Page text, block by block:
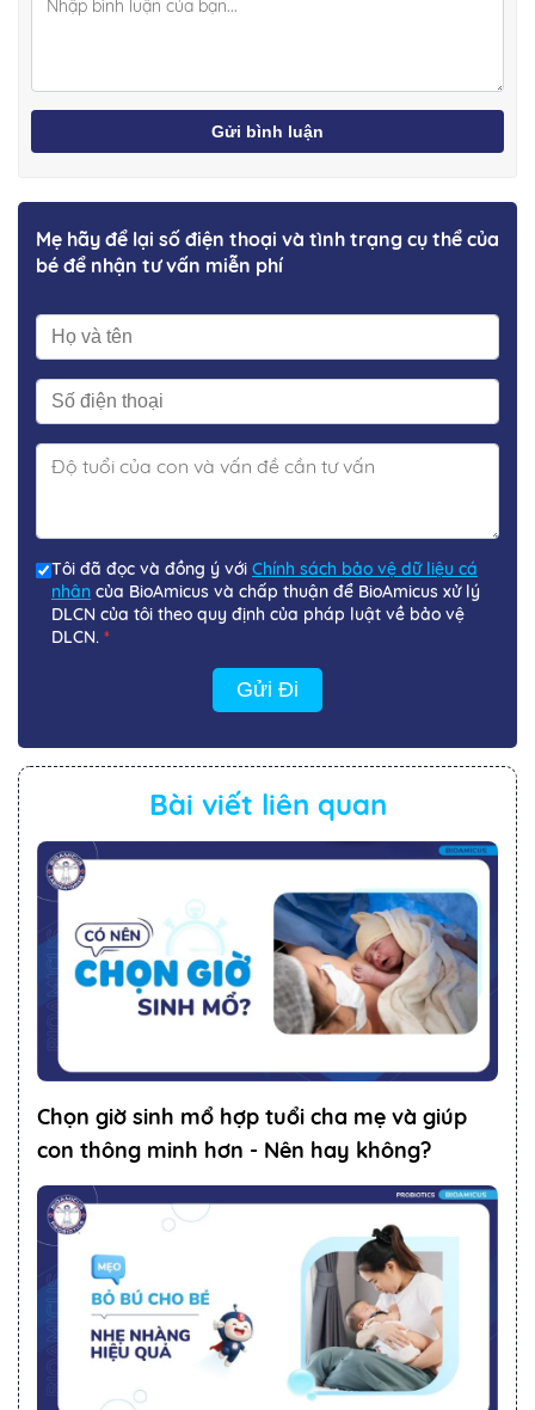
Gửi bình luận
Mẹ hãy để lại số điện thoại và tình trạng cụ thể của
bé để nhận tư vấn miễn phí
Tôi đã đọc và đồng ý với Chính sách bảo vệ dữ liệu cá
nhân của BioAmicus và chấp thuận để BioAmicus xử lý
DLCN của tôi theo quy định của pháp luật về bảo vệ
DLCN. *
Gửi Đi
Bài viết liên quan
Chọn giờ sinh mổ hợp tuổi cha mẹ và giúp
con thông minh hơn - Nên hay không?